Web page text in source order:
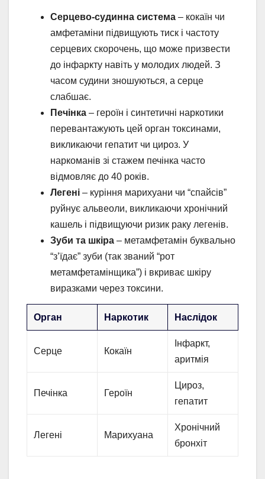
Серцево-судинна система – кокаїн чи
амфетаміни підвищують тиск і частоту
серцевих скорочень, що може призвести
до інфаркту навіть у молодих людей. З
часом судини зношуються, а серце
слабшає.
Печінка – героїн і синтетичні наркотики
перевантажують цей орган токсинами,
викликаючи гепатит чи цироз. У
наркоманів зі стажем печінка часто
відмовляє до 40 років.
Легені – куріння марихуани чи “спайсів”
руйнує альвеоли, викликаючи хронічний
кашель і підвищуючи ризик раку легенів.
Зуби та шкіра – метамфетамін буквально
“з’їдає” зуби (так званий “рот
метамфетамінщика”) і вкриває шкіру
виразками через токсини.
Орган Наркотик Наслідок
Серце Кокаїн
Інфаркт,
аритмія
Печінка Героїн
Цироз,
гепатит
Легені Марихуана
Хронічний
бронхіт